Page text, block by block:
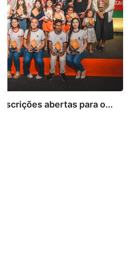
Paracatu caminha pelos 20